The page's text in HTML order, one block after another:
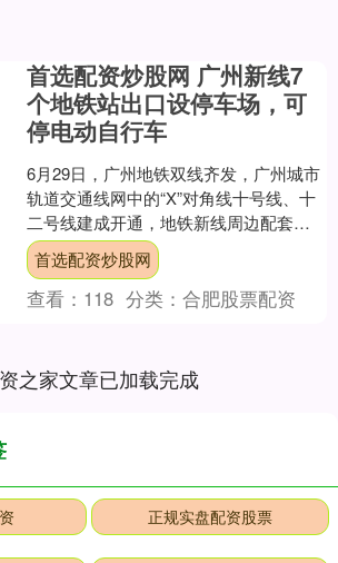
首选配资炒股网 广州新线7
个地铁站出口设停车场，可
停电动自行车
6月29日，广州地铁双线齐发，广州城市
轨道交通线网中的“X”对角线十号线、十
二号线建成开通，地铁新线周边配套交
通出行服务同步上线，7个车站10个出入
口新配置非机....
首选配资炒股网
查看： 118 分类：合肥股票配资
之家文章已加载完成
正规实盘配资股票